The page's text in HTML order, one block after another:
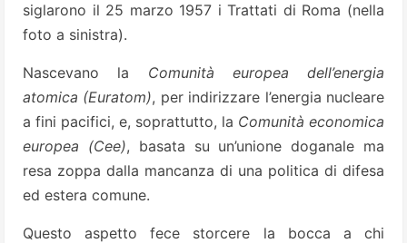
siglarono il 25 marzo 1957 i Trattati di Roma (nella
foto a sinistra).
Nascevano la Comunità europea dell’energia
atomica (Euratom), per indirizzare l’energia nucleare
a fini pacifici, e, soprattutto, la Comunità economica
europea (Cee), basata su un’unione doganale ma
resa zoppa dalla mancanza di una politica di difesa
ed estera comune.
Questo aspetto fece storcere la bocca a chi